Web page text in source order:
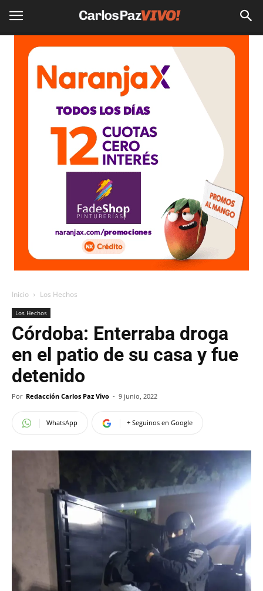
Inicio Los Hechos
Los Hechos
Córdoba: Enterraba droga
en el patio de su casa y fue
detenido
Por Redacción Carlos Paz Vivo - 9 junio, 2022
WhatsApp + Seguinos en Google